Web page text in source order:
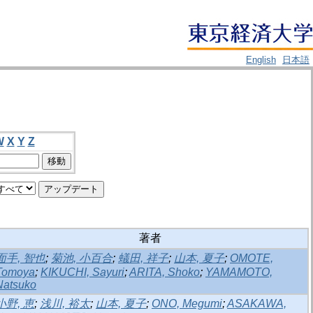
English
日本語
X Y Z
著者
手, 智也; 菊池, 小百合; 蟻田, 祥子; 山本, 夏子; OMOTE,
; KIKUCHI, Sayuri;ARITA, Shoko; YAMAMOTO,
野, 恵; 浅川, 裕太; 山本, 夏子; ONO, Megumi;ASAKAWA,